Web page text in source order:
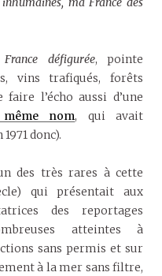
défigurée, pointe
vins trafiqués, forêts
l’écho aussi d’une
nom, qui avait
donc).
des très rares à cette
qui présentait aux
des reportages
atteintes à
sans permis et sur
à la mer sans filtre,